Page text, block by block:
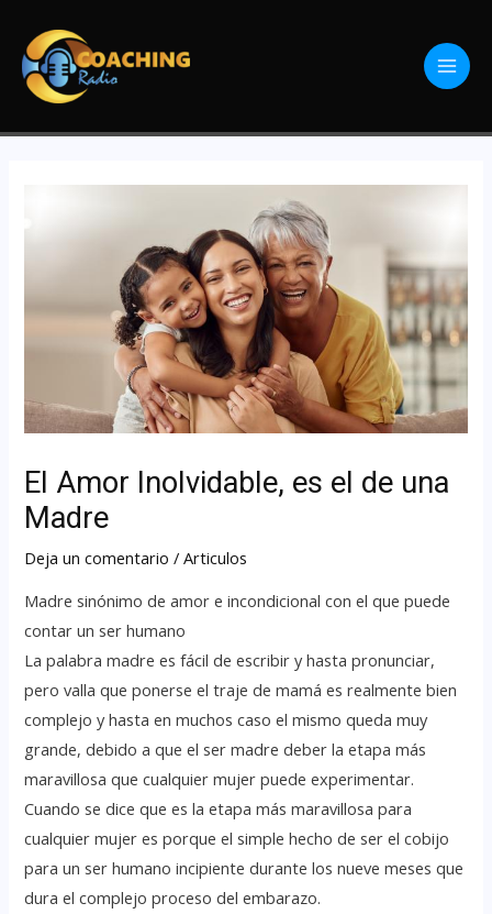
El Amor Inolvidable, es el de una
Madre
Deja un comentario /Articulos
Madre sinónimo de amor e incondicional con el que puede
contar un ser humano
La palabra madre es fácil de escribir y hasta pronunciar,
pero valla que ponerse el traje de mamá es realmente bien
complejo y hasta en muchos caso el mismo queda muy
grande, debido a que el ser madre deber la etapa más
maravillosa que cualquier mujer puede experimentar.
Cuando se dice que es la etapa más maravillosa para
cualquier mujer es porque el simple hecho de ser el cobijo
para un ser humano incipiente durante los nueve meses que
dura el complejo proceso del embarazo.